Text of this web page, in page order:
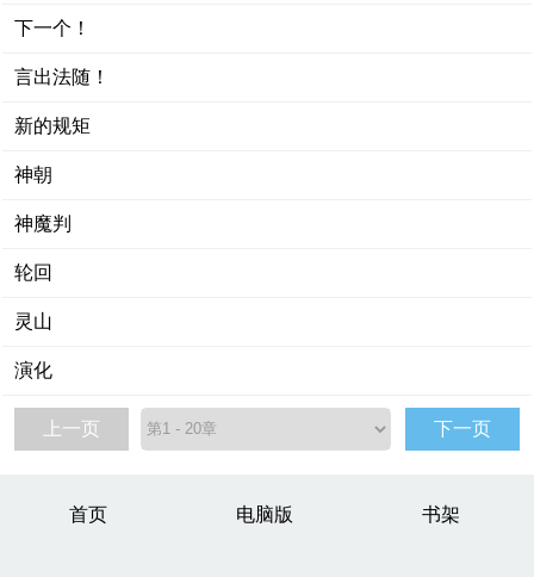
下一个！
言出法随！
新的规矩
神朝
神魔判
轮回
灵山
演化
上一页 下一页
首页 电脑版 书架